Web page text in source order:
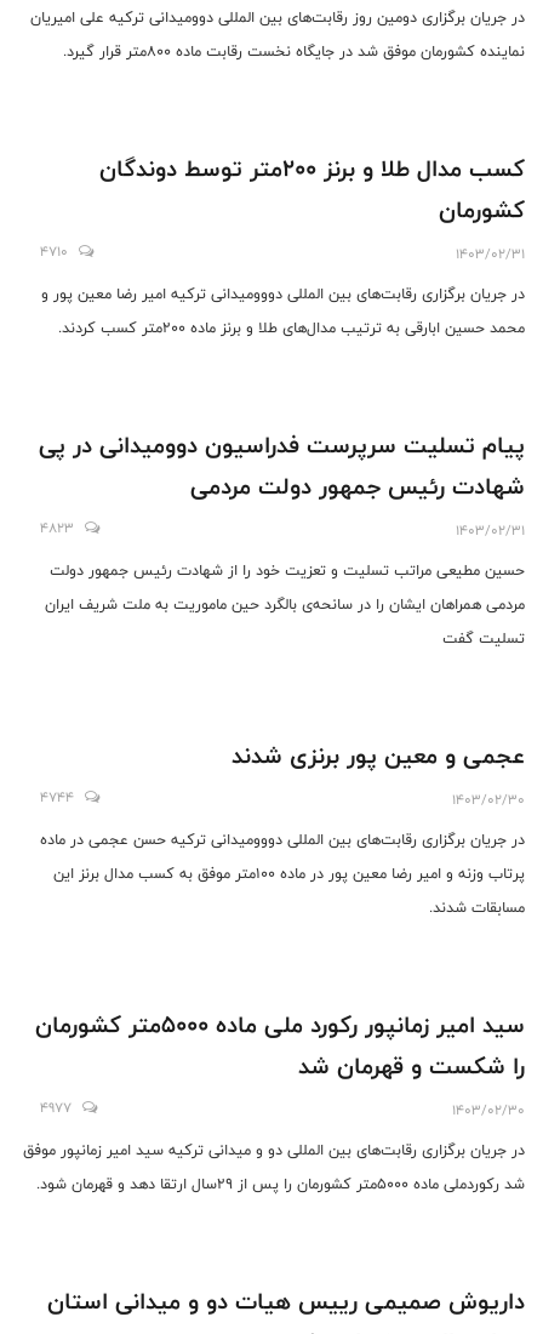
در جریان برگزاری دومین روز رقابت‌های بین المللی دوومیدانی ترکیه علی امیریان
نماینده کشورمان موفق شد در جایگاه نخست رقابت ماده ۸۰۰متر قرار گیرد.
کسب مدال طلا و برنز ۲۰۰متر توسط دوندگان
کشورمان
1403/02/31
4710
در جریان برگزاری رقابت‌های بین المللی دووومیدانی ترکیه امیر رضا معین پور و
محمد حسین ابارقی به ترتیب مدال‌های طلا و برنز ماده ۲۰۰متر کسب کردند.
پیام تسلیت سرپرست فدراسیون دوومیدانی در پی
شهادت رئیس جمهور دولت مردمی
1403/02/31
4823
حسین مطیعی مراتب تسلیت و تعزیت خود را از شهادت رئیس جمهور دولت
مردمی همراهان ایشان را در سانحه‌ی بالگرد حین ماموریت به ملت شریف ایران
تسلیت گفت
عجمی و معین پور برنزی شدند
1403/02/30
4744
در جریان برگزاری رقابت‌های بین المللی دووومیدانی ترکیه حسن عجمی در ماده
پرتاب وزنه و امیر رضا معین پور در ماده ۱۰۰متر موفق به کسب مدال برنز این
مسابقات شدند.
سید امیر زمانپور رکورد ملی ماده ۵۰۰۰متر کشورمان
را شکست و قهرمان شد
1403/02/30
4977
در جریان برگزاری رقابت‌های بین المللی دو و میدانی ترکیه سید امیر زمانپور موفق
شد رکوردملی ماده ۵۰۰۰متر کشورمان را پس از ۲۹سال ارتقا دهد و قهرمان شود.
داریوش صمیمی رییس هیات دو و میدانی استان